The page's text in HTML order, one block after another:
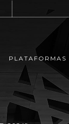
PLATAFORMAS